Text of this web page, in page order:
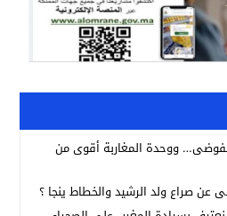
ووحدة المغاربة أقوى من
صراع ولد الرشيد والخطاط ينجا ؟